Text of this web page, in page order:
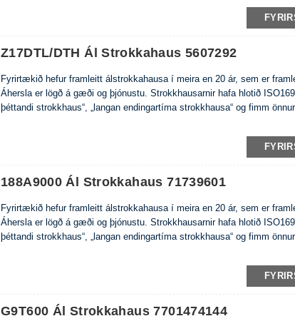
Z17DTL/DTH Ál Strokkahaus 5607292
Fyrirtækið hefur framleitt álstrokkahausa í meira en 20 ár, sem er
Áhersla er lögð á gæði og þjónustu. Strokkhausarnir hafa hlotið
þéttandi strokkhaus“, „langan endingartíma strokkhausa“ og fimm
188A9000 Ál Strokkahaus 71739601
Fyrirtækið hefur framleitt álstrokkahausa í meira en 20 ár, sem er
Áhersla er lögð á gæði og þjónustu. Strokkhausarnir hafa hlotið
þéttandi strokkhaus“, „langan endingartíma strokkhausa“ og fimm
G9T600 Ál Strokkahaus 7701474144